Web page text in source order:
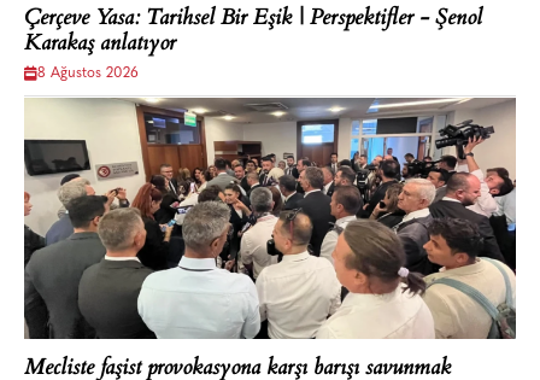
Çerçeve Yasa: Tarihsel Bir Eşik | Perspektifler - Şenol
Karakaş anlatıyor
8 Ağustos 2026
Mecliste faşist provokasyona karşı barışı savunmak